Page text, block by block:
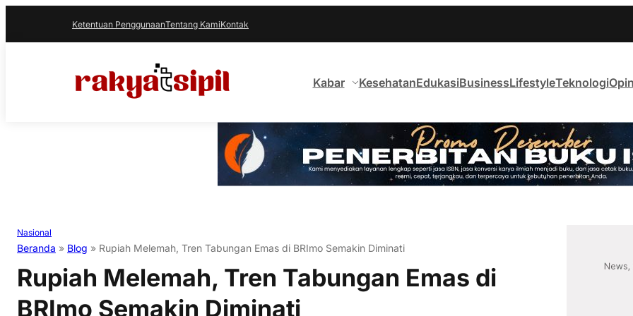
Ketentuan PenggunaanTentang KamiKontak
Kabar KesehatanEdukasiBusinessLifestyleTeknologi
Nasional
Beranda » Blog » Rupiah Melemah, Tren Tabungan Emas di BRImo Semakin Diminati
Rupiah Melemah, Tren Tabungan Emas di
BRImo Semakin Diminati